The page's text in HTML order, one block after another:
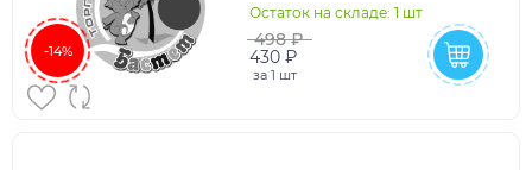
-14%
Остаток на складе: 1 шт
498 ₽
430 ₽
за 1 шт